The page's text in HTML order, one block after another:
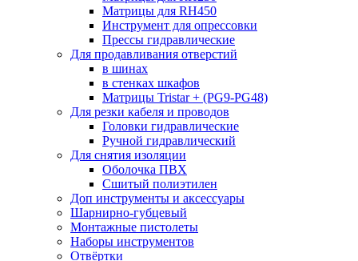
Матрицы для RH450
Инструмент для опрессовки
Прессы гидравлические
Для продавливания отверстий
в шинах
в стенках шкафов
Матрицы Tristar + (PG9-PG48)
Для резки кабеля и проводов
Головки гидравлические
Ручной гидравлический
Для снятия изоляции
Оболочка ПВХ
Сшитый полиэтилен
Доп инструменты и аксессуары
Шарнирно-губцевый
Монтажные пистолеты
Наборы инструментов
Отвёртки